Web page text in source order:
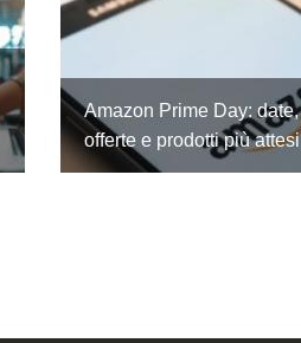
Amazon Prime Day: date,
offerte e prodotti più attesi